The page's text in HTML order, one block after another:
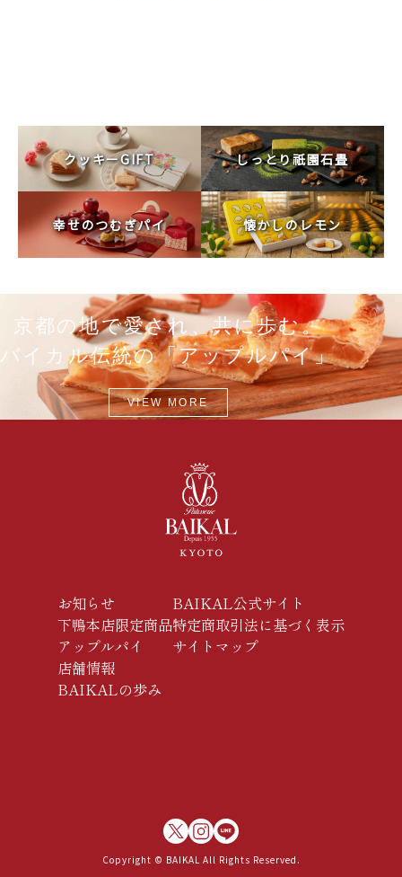
クッキーGIFT しっとり祇園石畳
幸せのつむぎパイ 懐かしのレモン
京都の地で愛され、共に歩む。
バイカル伝統の「アップルパイ」
VIEW MORE
お知らせ
下鴨本店限定商品
アップルパイ
店舗情報
BAIKALの歩み
BAIKAL公式サイト
特定商取引法に基づく表示
サイトマップ
Copyright © BAIKAL All Rights Reserved.